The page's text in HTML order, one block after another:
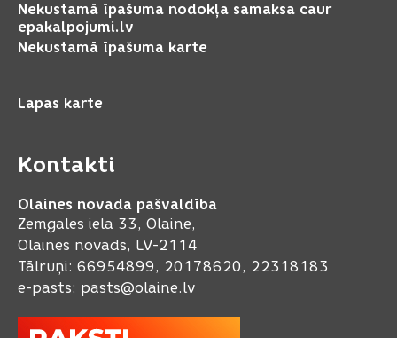
Nekustamā īpašuma nodokļa samaksa caur
epakalpojumi.lv
Nekustamā īpašuma karte
Lapas karte
Kontakti
Olaines novada pašvaldība
Zemgales iela 33, Olaine,
Olaines novads, LV-2114
Tālruņi: 66954899, 20178620, 22318183
e-pasts: pasts@olaine.lv